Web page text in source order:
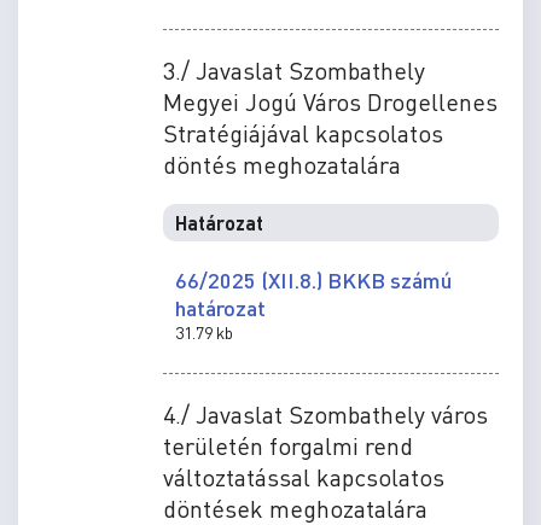
3./ Javaslat Szombathely
Megyei Jogú Város Drogellenes
Stratégiájával kapcsolatos
döntés meghozatalára
Határozat
66/2025 (XII.8.) BKKB számú
határozat
31.79 kb
4./ Javaslat Szombathely város
területén forgalmi rend
változtatással kapcsolatos
döntések meghozatalára